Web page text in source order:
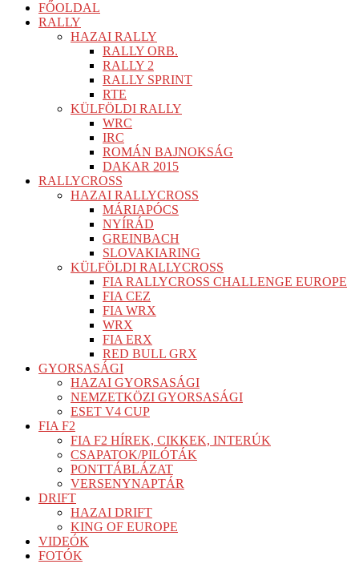
FŐOLDAL
RALLY
HAZAI RALLY
RALLY ORB.
RALLY 2
RALLY SPRINT
RTE
KÜLFÖLDI RALLY
WRC
IRC
ROMÁN BAJNOKSÁG
DAKAR 2015
RALLYCROSS
HAZAI RALLYCROSS
MÁRIAPÓCS
NYÍRÁD
GREINBACH
SLOVAKIARING
KÜLFÖLDI RALLYCROSS
FIA RALLYCROSS CHALLENGE EUROPE
FIA CEZ
FIA WRX
WRX
FIA ERX
RED BULL GRX
GYORSASÁGI
HAZAI GYORSASÁGI
NEMZETKÖZI GYORSASÁGI
ESET V4 CUP
FIA F2
FIA F2 HÍREK, CIKKEK, INTERÚK
CSAPATOK/PILÓTÁK
PONTTÁBLÁZAT
VERSENYNAPTÁR
DRIFT
HAZAI DRIFT
KING OF EUROPE
VIDEÓK
FOTÓK